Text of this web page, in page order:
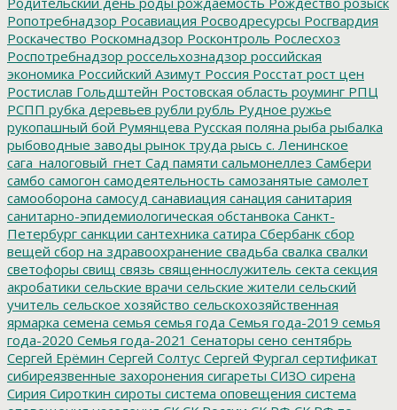
Ропотребнадзор Росавиация Росводресурсы Росгвардия
Роскачество Роскомнадзор Росконтроль Рослесхоз
Роспотребнадзор россельхознадзор российская
экономика Российский Азимут Россия Росстат рост цен
Ростислав Гольдштейн Ростовская область роуминг РПЦ
РСПП рубка деревьев рубли рубль Рудное ружье
рукопашный бой Румянцева Русская поляна рыба рыбалка
рыбоводные заводы рынок труда рысь с. Ленинское
сага_налоговый_гнет Сад памяти сальмонеллез Самбери
самбо самогон самодеятельность самозанятые самолет
самооборона самосуд санавиация санация санитария
санитарно-эпидемиологическая обстанвока Санкт-
Петербург санкции сантехника сатира Сбербанк сбор
вещей сбор на здравоохранение свадьба свалка свалки
светофоры свищ связь священнослужитель секта секция
акробатики сельские врачи сельские жители сельский
учитель сельское хозяйство сельскохозяйственная
ярмарка семена семья семья года Семья года-2019 семья
года-2020 Семья года-2021 Сенаторы сено сентябрь
Сергей Ерёмин Сергей Солтус Сергей Фургал сертификат
сибиреязвенные захоронения сигареты СИЗО сирена
Сирия Сироткин сироты система оповещения система